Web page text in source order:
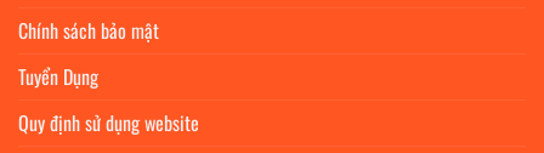
Chính sách bảo mật
Tuyển Dụng
Quy định sử dụng website